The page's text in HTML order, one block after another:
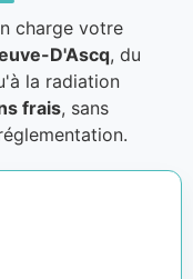
charge votre
D'Ascq, du
la radiation
frais, sans